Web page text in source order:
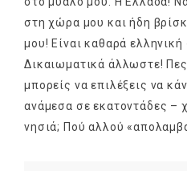
στη χώρα μου και ήδη
μου! Είναι καθαρά
Δικαιωματικά άλλωστε!
μπορείς να επιλέξεις να
ανάμεσα σε εκατοντάδες –
νησιά; Πού αλλού